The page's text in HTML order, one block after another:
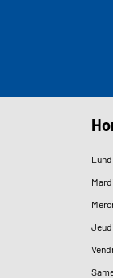
Lundi
Mardi
Jeudi